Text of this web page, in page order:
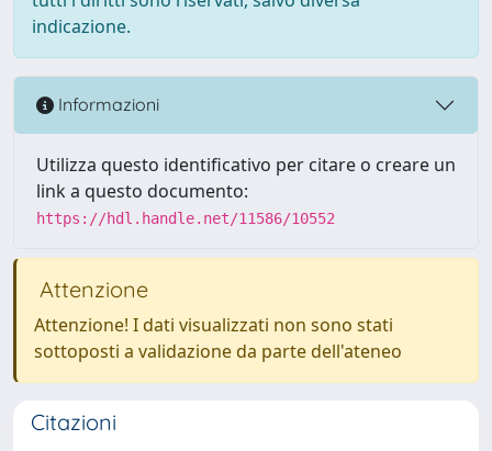
indicazione.
Informazioni
Utilizza questo identificativo per citare o creare un
link a questo documento:
https://hdl.handle.net/11586/10552
Attenzione
Attenzione! I dati visualizzati non sono stati
sottoposti a validazione da parte dell'ateneo
Citazioni